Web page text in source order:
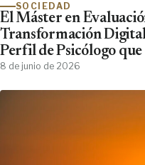
SOCIEDAD
El Máster en
Transformación
Perfil de Psicólogo
Clínicos Demanda y
8 de junio de 2026